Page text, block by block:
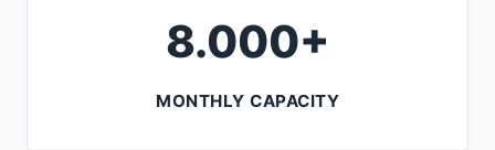
8.000+
MONTHLY CAPACITY